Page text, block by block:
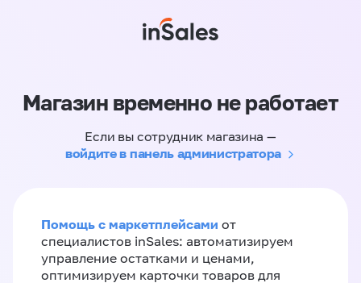
Магазин временно не работает
Если вы сотрудник магазина —
войдите в панель администратора
Помощь с маркетплейсами от
специалистов inSales: автоматизируем
управление остатками и ценами,
оптимизируем карточки товаров для